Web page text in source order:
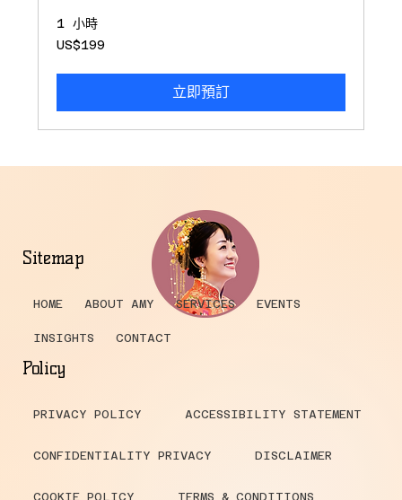
1 小時
199
美
US$199
立即預訂
Sitemap
HOME ABOUT AMY SERVICES EVENTS
INSIGHTS CONTACT
Policy
PRIVACY POLICY ACCESSIBILITY STATEMENT
CONFIDENTIALITY PRIVACY DISCLAIMER
COOKIE POLICY TERMS & CONDITIONS